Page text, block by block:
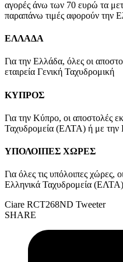
αγορές άνω των 70 ευρώ τα
παραπάνω τιμές αφορούν την
ΕΛΛΑΔΑ
Για την Ελλάδα, όλες οι
εταιρεία Γενική Ταχυδρομική
ΚΥΠΡΟΣ
Για την Κύπρο, οι αποστολές
Ταχυδρομεία (ΕΛΤΑ) ή με την
ΥΠΟΛΟΙΠΕΣ ΧΩΡΕΣ
Για όλες τις υπόλοιπες χώρες,
Ελληνικά Ταχυδρομεία
Ciare RCT268ND Tweeter
SHARE